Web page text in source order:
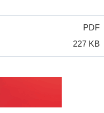
PDF
227 KB